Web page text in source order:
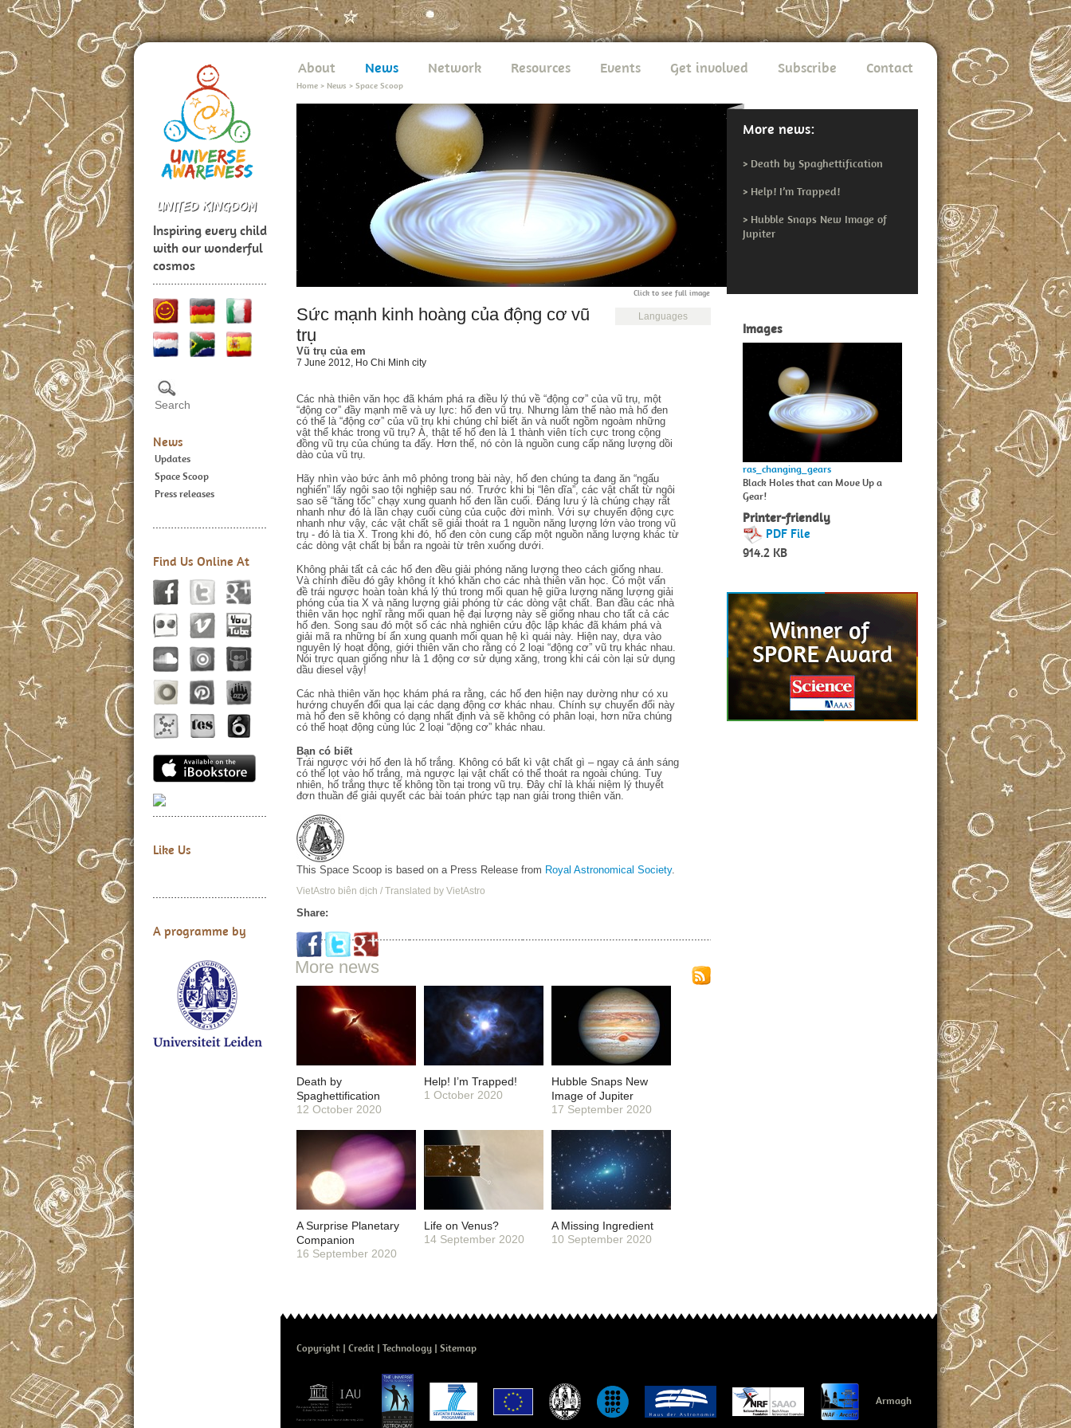
Inspiring every child
with our wonderful
cosmos
News
Updates
Space Scoop
Press releases
Find Us Online At
Like Us
A programme by
About News Network Resources Events Get involved Subscribe Contact
Home > News > Space Scoop
Click to see full image
More news:
> Death by Spaghettification
> Help! I’m Trapped!
> Hubble Snaps New Image of
Jupiter
Languages
Sức mạnh kinh hoàng của động cơ vũ
trụ
Vũ trụ của em
7 June 2012, Ho Chi Minh city
Các nhà thiên văn học đã khám phá ra điều lý thú về “động cơ” của vũ trụ, một
“động cơ” đầy mạnh mẽ và uy lực: hố đen vũ trụ. Nhưng làm thế nào mà hố đen
có thể là “động cơ” của vũ trụ khi chúng chỉ biết ăn và nuốt ngồm ngoàm những
vật thể khác trong vũ trụ? À, thật tế hố đen là 1 thành viên tích cực trong cộng
đồng vũ trụ của chúng ta đấy. Hơn thế, nó còn là nguồn cung cấp năng lượng dồi
dào của vũ trụ.
Hãy nhìn vào bức ảnh mô phỏng trong bài này, hố đen chúng ta đang ăn “ngấu
nghiến” lấy ngôi sao tội nghiệp sau nó. Trước khi bị “lên dĩa”, các vật chất từ ngôi
sao sẽ “tăng tốc” chạy xung quanh hố đen lần cuối. Đáng lưu ý là chúng chạy rất
nhanh như đó là lần chạy cuối cùng của cuộc đời mình. Với sự chuyển động cực
nhanh như vậy, các vật chất sẽ giải thoát ra 1 nguồn năng lượng lớn vào trong vũ
trụ - đó là tia X. Trong khi đó, hố đen còn cung cấp một nguồn năng lượng khác từ
các dòng vật chất bị bắn ra ngoài từ trên xuống dưới.
Không phải tất cả các hố đen đều giải phóng năng lượng theo cách giống nhau.
Và chính điều đó gây không ít khó khăn cho các nhà thiên văn học. Có một vấn
đề trái ngược hoàn toàn khá lý thú trong mối quan hệ giữa lượng năng lượng giải
phóng của tia X và năng lượng giải phóng từ các dòng vật chất. Ban đầu các nhà
thiên văn học nghĩ rằng mối quan hệ đại lượng này sẽ giống nhau cho tất cả các
hố đen. Song sau đó một số các nhà nghiên cứu độc lập khác đã khám phá và
giải mã ra những bí ẩn xung quanh mối quan hệ kì quái này. Hiện nay, dựa vào
nguyên lý hoạt động, giới thiên văn cho rằng có 2 loại “động cơ” vũ trụ khác nhau.
Nói trực quan giống như là 1 động cơ sử dụng xăng, trong khi cái còn lại sử dụng
dầu diesel vậy!
Các nhà thiên văn học khám phá ra rằng, các hố đen hiện nay dường như có xu
hướng chuyển đổi qua lại các dạng động cơ khác nhau. Chính sự chuyển đổi này
mà hố đen sẽ không có dạng nhất định và sẽ không có phân loại, hơn nữa chúng
có thể hoạt động cùng lúc 2 loại “động cơ” khác nhau.
Bạn có biết
Trái ngược với hố đen là hố trắng. Không có bất kì vật chất gì – ngay cả ánh sáng
có thể lọt vào hố trắng, mà ngược lại vật chất có thể thoát ra ngoài chúng. Tuy
nhiên, hố trắng thực tế không tồn tại trong vũ trụ. Đây chỉ là khái niệm lý thuyết
đơn thuần để giải quyết các bài toán phức tạp nan giải trong thiên văn.
This Space Scoop is based on a Press Release from Royal Astronomical Society.
VietAstro biên dịch / Translated by VietAstro
Share:
More news
Death by
Spaghettification
12 October 2020
Help! I’m Trapped!
1 October 2020
Hubble Snaps New
Image of Jupiter
17 September 2020
A Surprise Planetary
Companion
16 September 2020
Life on Venus?
14 September 2020
A Missing Ingredient
10 September 2020
Images
ras_changing_gears
Black Holes that can Move Up a
Gear!
Printer-friendly
PDF File
914.2 KB
Copyright Credit Technology Sitemap
Armagh